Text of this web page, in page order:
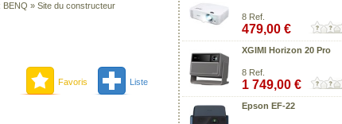
BENQ » Site du constructeur
Favoris Liste
8 Ref.
479,00 €
XGIMI Horizon 20 Pro
8 Ref.
1 749,00 €
Epson EF-22